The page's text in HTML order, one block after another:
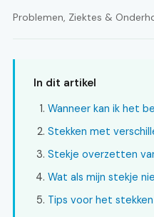
Problemen, Ziektes &
In dit artikel
Wanneer kan ik het
Stekken met
Stekje overzetten
Wat als mijn stekje
Tips voor het